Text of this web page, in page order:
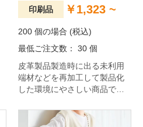
印刷品 ￥1,323 ~
200 個の場合 (税込)
最低ご注文数： 30 個
皮革製品製造時に出る未利用
端材などを再加工して製品化
した環境にやさしい商品で